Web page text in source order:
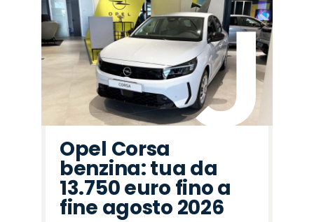
Opel Corsa
benzina: tua da
13.750 euro fino a
fine agosto 2026